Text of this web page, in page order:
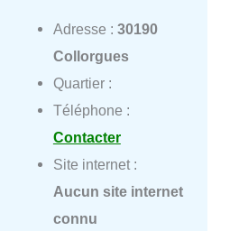
Adresse : 30190
Collorgues
Quartier :
Téléphone :
Contacter
Site internet :
Aucun site internet
connu